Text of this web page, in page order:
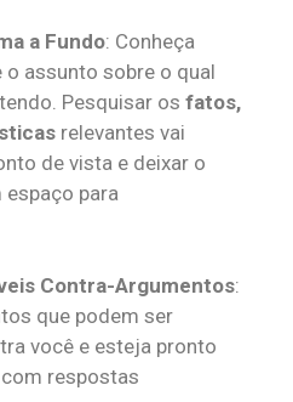
a Fundo: Conheça
assunto sobre o qual
Pesquisar os fatos,
relevantes vai
de vista e deixar o
espaço para
Contra-Argumentos:
que podem ser
você e esteja pronto
respostas